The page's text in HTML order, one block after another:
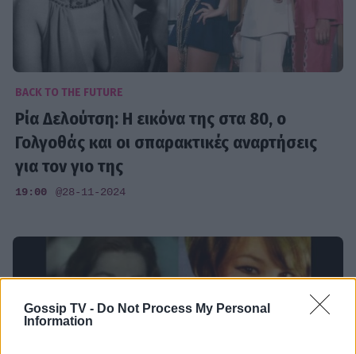
Gossip TV - Do Not Process My Personal
Information
BACK TO THE FUTURE
Ρία Δελούτση: H εικόνα της στα 80, ο
Γολγοθάς και οι σπαρακτικές αναρτήσεις
για τον γιο της
19:00 @28-11-2024